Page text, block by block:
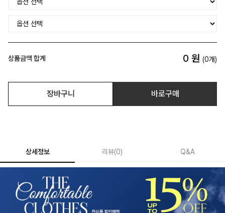
상품금액 합계 0 원 (0개)
장바구니 바로구매
상세정보 리뷰(0) Q&A